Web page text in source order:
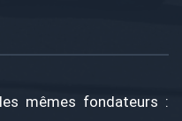
mêmes fondateurs :